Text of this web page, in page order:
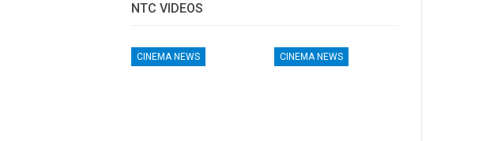
NTC VIDEOS
CINEMA NEWS CINEMA NEWS